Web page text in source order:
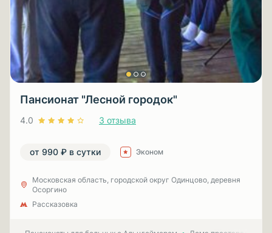
Пансионат "Лесной городок"
4.0 3 отзыва
от 990 ₽ в сутки Эконом
Московская область, городской округ Одинцово, деревня
Осоргино
Рассказовка